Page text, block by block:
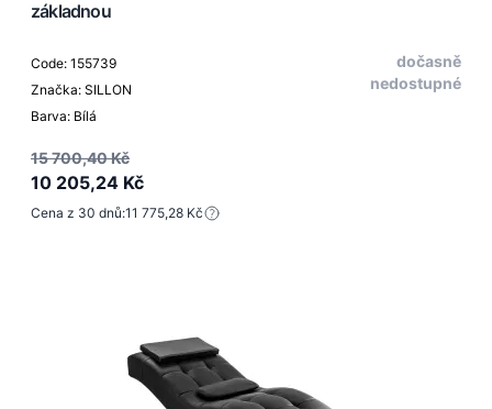
základnou
Code: 155739
Značka: SILLON
Barva: Bílá
dočasně
nedostupné
15 700,40 Kč
10 205,24 Kč
Cena z 30 dnů:11 775,28 Kč